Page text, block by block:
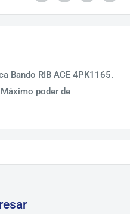
Bando RIB ACE 4PK1165.
poder de